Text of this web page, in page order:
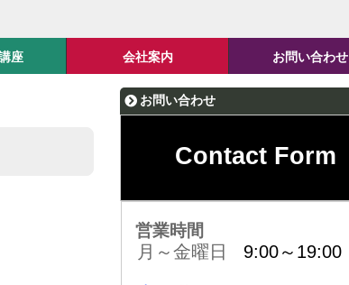
座 会社案内 お問い合わせ
お問い合わせ
Contact Form
営業時間
月～金曜日 9:00～19:00